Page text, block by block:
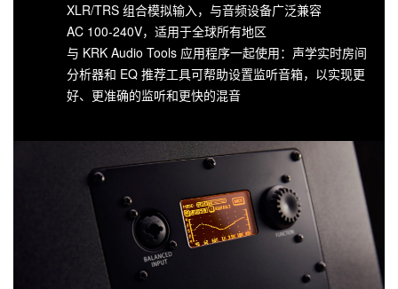
XLR/TRS 组合模拟输入，与音频设备广泛兼容
AC 100-240V，适用于全球所有地区
与 KRK Audio Tools 应用程序一起使用：声学实时房间
分析器和 EQ 推荐工具可帮助设置监听音箱，以实现更
好、更准确的监听和更快的混音